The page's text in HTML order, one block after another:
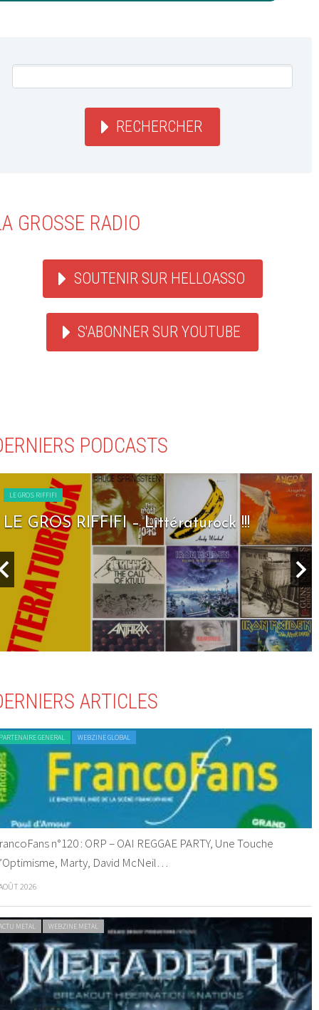
RECHERCHER
GROSSE RADIO
SOUTENIR SUR HELLOASSO
S'ABONNER SUR YOUTUBE
PODCASTS
LE GROS RIFFIFI
LE GROS RIFFIFI – Littératurock !!!
ARTICLES
GENERAL WEBZINE GLOBAL
n°120 : ORP – OAI REGGAE PARTY, Une Touche
Marty, David McNeil…
2026
METAL WEBZINE METAL